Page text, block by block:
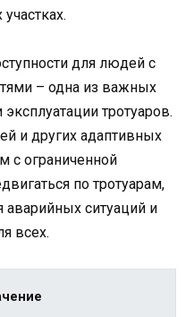
для людей с
– одна из важных
тротуаров.
и других адаптивных
с ограниченной
по тротуарам,
ситуаций и
всех.